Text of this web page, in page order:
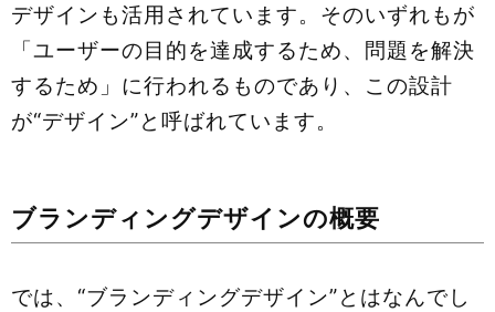
デザインも活用されています。そのいずれもが
「ユーザーの目的を達成するため、問題を解決
するため」に行われるものであり、この設計
が“デザイン”と呼ばれています。
ブランディングデザインの概要
では、“ブランディングデザイン”とはなんでし